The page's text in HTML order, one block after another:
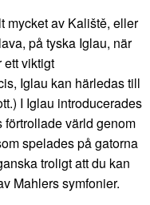
mycket av Kaliště, eller
på tyska Iglau, när
ett viktigt
Iglau kan härledas till
I Iglau introducerades
värld genom
spelades på gatorna
troligt att du kan
Mahlers symfonier.